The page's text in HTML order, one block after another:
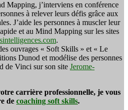
Mapping, j’interviens en conférence
à relever leurs défis grâce aux
J’aide les personnes à muscler leur
et au Mind Mapping sur les sites
.
ouvrages « Soft Skills » et « Le
Dunod et modélise des personnes
de Vinci sur son site Jerome-
carrière professionnelle, je vous
de coaching soft skills.